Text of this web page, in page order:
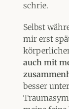
schrie.
Selbst
mir erst
auch mit
besser